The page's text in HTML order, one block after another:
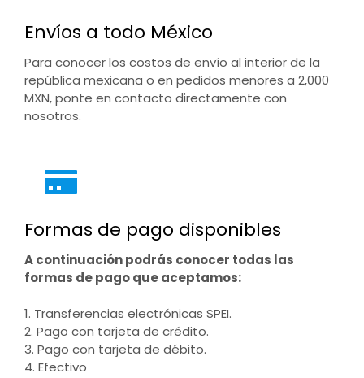
Envíos a todo México
Para conocer los costos de envío al interior de la
república mexicana o en pedidos menores a 2,000
MXN, ponte en contacto directamente con
nosotros.
Formas de pago disponibles
A continuación podrás conocer todas las
formas de pago que aceptamos:
1. Transferencias electrónicas SPEI.
2. Pago con tarjeta de crédito.
3. Pago con tarjeta de débito.
4. Efectivo